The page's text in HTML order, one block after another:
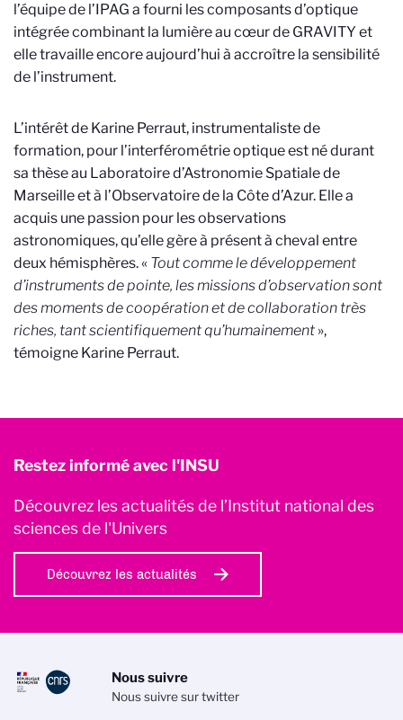
l’équipe de l’IPAG a fourni les composants d’optique
intégrée combinant la lumière au cœur de GRAVITY et
elle travaille encore aujourd’hui à accroître la sensibilité
de l’instrument.
L’intérêt de Karine Perraut, instrumentaliste de
formation, pour l’interférométrie optique est né durant
sa thèse au Laboratoire d’Astronomie Spatiale de
Marseille et à l’Observatoire de la Côte d’Azur. Ellea
acquis une passion pour les observations
astronomiques, qu’elle gère à présent à cheval entre
deux hémisphères. « Tout comme le développement
d’instruments de pointe, les missions d’observation sont
des moments de coopération et de collaboration très
riches, tant scientifiquement qu’humainement »,
témoigne Karine Perraut.
Restez informé avec l'INSU
Découvrez les actualités de l’Institut national des
sciences de l'Univers
Découvrez les actualités
Nous suivre
Nous suivre sur twitter